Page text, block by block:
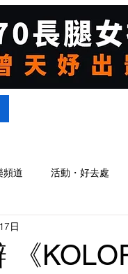
頻道 活動・好去處
《
日